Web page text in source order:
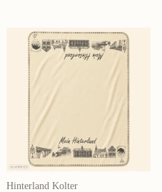
Hinterland Kolter